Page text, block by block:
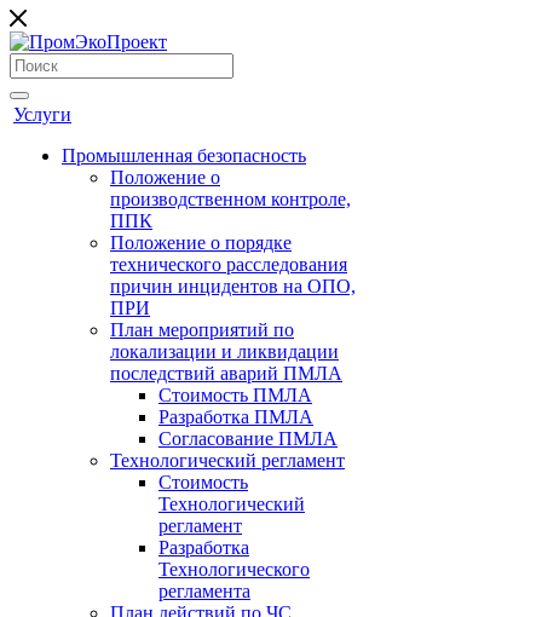
Услуги
Промышленная безопасность
Положение о
производственном контроле,
ППК
Положение о порядке
технического расследования
причин инцидентов на ОПО,
ПРИ
План мероприятий по
локализации и ликвидации
последствий аварий ПМЛА
Стоимость ПМЛА
Разработка ПМЛА
Согласование ПМЛА
Технологический регламент
Стоимость
Технологический
регламент
Разработка
Технологического
регламента
План действий по ЧС